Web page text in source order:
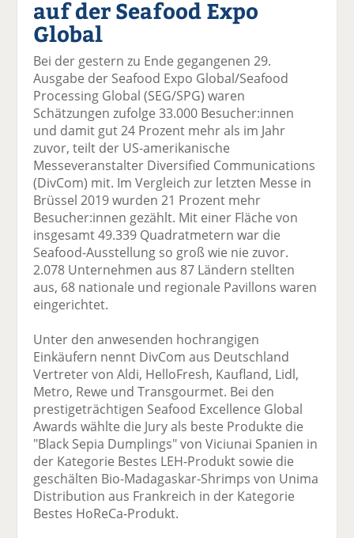
el
a
F
ac
e
b
o
k
te
il
e
n
el
t
tt
ern
e
di
te
il
n
l
se
n
e
auf der Seafood Expo
Global
Bei der gestern zu Ende gegangenen 29.
Ausgabe der Seafood Expo Global/Seafood
Processing Global (SEG/SPG) waren
Schätzungen zufolge 33.000 Besucher:innen
und damit gut 24 Prozent mehr als im Jahr
zuvor, teilt der US-amerikanische
Messeveranstalter Diversified Communications
(DivCom) mit. Im Vergleich zur letzten Messe in
Brüssel 2019 wurden 21 Prozent mehr
Besucher:innen gezählt. Mit einer Fläche von
insgesamt 49.339 Quadratmetern war die
Seafood-Ausstellung so groß wie nie zuvor.
2.078 Unternehmen aus 87 Ländern stellten
aus, 68 nationale und regionale Pavillons waren
eingerichtet.
Unter den anwesenden hochrangigen
Einkäufern nennt DivCom aus Deutschland
Vertreter von Aldi, HelloFresh, Kaufland, Lidl,
Metro, Rewe und Transgourmet. Bei den
prestigeträchtigen Seafood Excellence Global
Awards wählte die Jury als beste Produkte die
"Black Sepia Dumplings" von Viciunai Spanien in
der Kategorie Bestes LEH-Produkt sowie die
geschälten Bio-Madagaskar-Shrimps von Unima
Distribution aus Frankreich in der Kategorie
Bestes HoReCa-Produkt.